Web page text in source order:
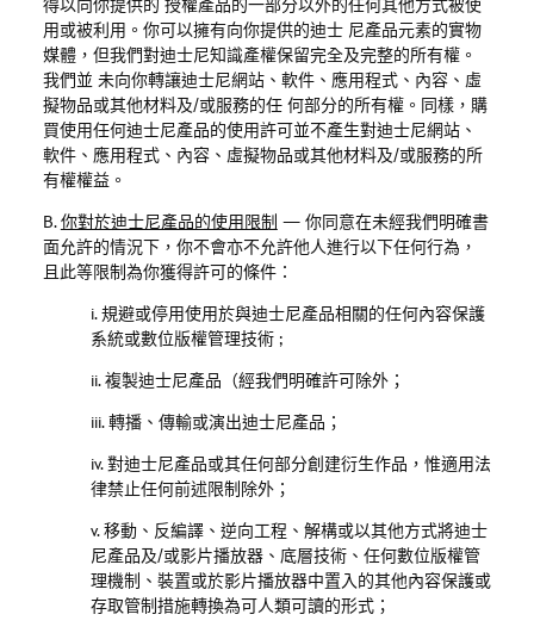
得以向你提供的 授權產品的一部分以外的任何其他方式被使
用或被利用。你可以擁有向你提供的迪士 尼產品元素的實物
媒體，但我們對迪士尼知識產權保留完全及完整的所有權。
我們並 未向你轉讓迪士尼網站、軟件、應用程式、內容、虛
擬物品或其他材料及/或服務的任 何部分的所有權。同樣，購
買使用任何迪士尼產品的使用許可並不產生對迪士尼網站、
軟件、應用程式、內容、虛擬物品或其他材料及/或服務的所
有權權益。
B.你對於迪士尼產品的使用限制 — 你同意在未經我們明確書
面允許的情況下，你不會亦不允許他人進行以下任何行為，
且此等限制為你獲得許可的條件：
i. 規避或停用使用於與迪士尼產品相關的任何內容保護
系統或數位版權管理技術 ;
ii.複製迪士尼產品（經我們明確許可除外；
iii. 轉播、傳輸或演出迪士尼產品；
iv. 對迪士尼產品或其任何部分創建衍生作品，惟適用法
律禁止任何前述限制除外；
v. 移動、反編譯、逆向工程、解構或以其他方式將迪士
尼產品及/或影片播放器、底層技術、任何數位版權管
理機制、裝置或於影片播放器中置入的其他內容保護或
存取管制措施轉換為可人類可讀的形式；